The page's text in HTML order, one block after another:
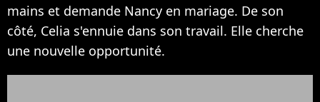
mains et demande Nancy en mariage. De son
côté, Celia s'ennuie dans son travail. Elle cherche
une nouvelle opportunité.